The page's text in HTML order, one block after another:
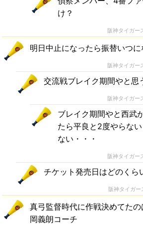
け？
阪神タイガー
明日中止になったら振替いつに
阪神タイガー
交流戦ブレイク期間やと思
阪神タイガー
ブレイク期間やと西武
たら平良と2度やらな
ない・・・
阪神タイガー
チケット発売日はどのくら
阪神タイガー
真弓監督時代に作戦決めてたの
岡義朗コーチ